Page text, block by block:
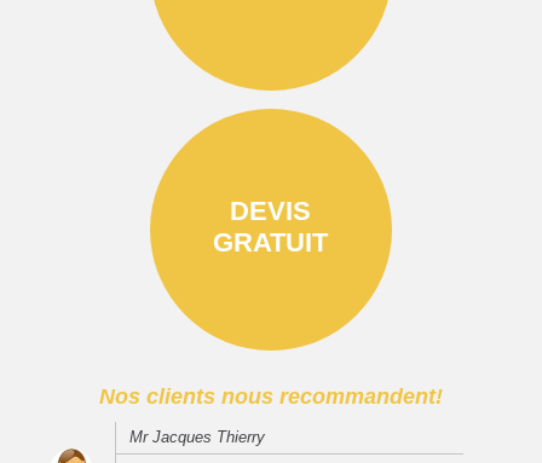
DEVIS
GRATUIT
Nos clients nous recommandent!
Mr Jacques Thierry